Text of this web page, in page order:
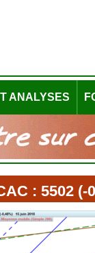
ANALYSES
: 5502